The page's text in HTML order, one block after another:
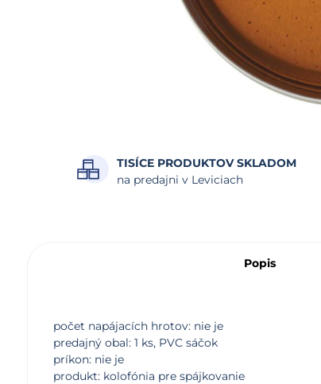
TISÍCE PRODUKTOV SKLADOM
na predajni v Leviciach
Popis
počet napájacích hrotov: nie je
predajný obal: 1 ks, PVC sáčok
príkon: nie je
produkt: kolofónia pre spájkovanie